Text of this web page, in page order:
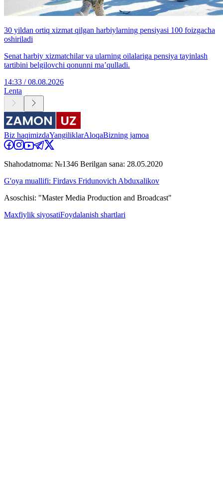
30 yildan ortiq xizmat qilgan harbiylarning pensiyasi 100 foizgacha
oshiriladi
Senat harbiy xizmatchilar va ularning oilalariga pensiya tayinlash
tartibini belgilovchi qonunni ma’qulladi.
14:33 / 08.08.2026
Lenta
Biz haqimizdaYangiliklarAloqaBizning jamoa
Shahodatnoma: №1346 Berilgan sana: 28.05.2020
G'oya muallifi: Firdavs Fridunovich Abduxalikov
Asoschisi: "Master Media Production and Broadcast"
Maxfiylik siyosatiFoydalanish shartlari